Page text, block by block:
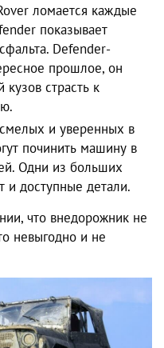
ломается каждые
показывает
Defender-
прошлое, он
страсть к
и уверенных в
починить машину в
Одни из больших
и доступные детали.
что внедорожник не
невыгодно и не